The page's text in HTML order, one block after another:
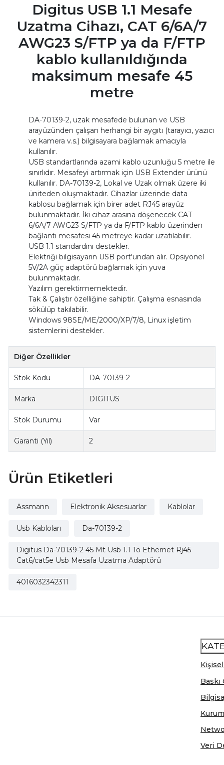
Digitus USB 1.1 Mesafe
Uzatma Cihazı, CAT 6/6A/7
AWG23 S/FTP ya da F/FTP
kablo kullanıldığında
maksimum mesafe 45
metre
DA-70139-2, uzak mesafede bulunan ve USB
arayüzünden çalışan herhangi bir aygıtı (tarayıcı, yazıcı
ve kamera v.s.) bilgisayara bağlamak amacıyla
kullanılır.
USB standartlarında azami kablo uzunluğu 5 metre ile
sınırlıdır. Mesafeyi artırmak için USB Extender ürünü
kullanılır. DA-70139-2, Lokal ve Uzak olmak üzere iki
üniteden oluşmaktadır. Cihazlar üzerinde data
kablosu bağlamak için birer adet RJ45 arayüz
bulunmaktadır. İki cihaz arasına döşenecek CAT
6/6A/7 AWG23 S/FTP ya da F/FTP kablo üzerinden
bağlantı mesafesi 45 metreye kadar uzatılabilir.
USB 1.1 standardını destekler.
Elektriği bilgisayarın USB port'undan alır. Opsiyonel
5V/2A güç adaptörü bağlamak için yuva
bulunmaktadır.
Yazılım gerektirmemektedir.
Tak & Çalıştır özelliğine sahiptir. Çalışma esnasında
sökülüp takılabilir.
Windows 98SE/ME/2000/XP/7/8, Linux işletim
sistemlerini destekler.
Diğer Özellikler
Stok Kodu DA-70139-2
Marka DIGITUS
Stok Durumu Var
Garanti (Yıl) 2
Ürün Etiketleri
Assmann Elektronik Aksesuarlar Kablolar
Usb Kabloları Da-70139-2
Digitus Da-70139-2 45 Mt Usb 1.1 To Ethernet Rj45
Cat6/cat5e Usb Mesafa Uzatma Adaptörü
4016032342311
Veri